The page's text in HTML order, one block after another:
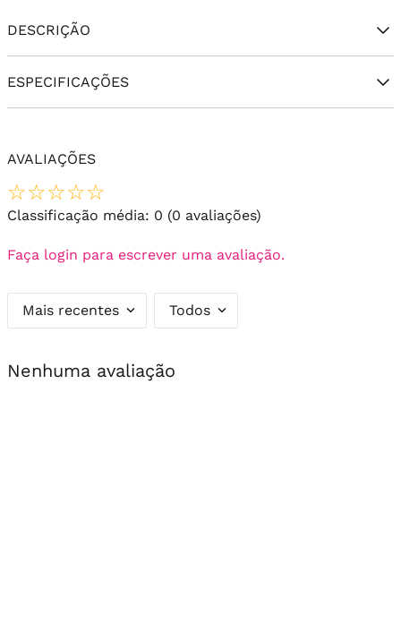
DESCRIÇÃO
ESPECIFICAÇÕES
AVALIAÇÕES
☆☆☆☆☆
Classificação média: 0 (0 avaliações)
Faça login para escrever uma avaliação.
Mais recentes Todos
Nenhuma avaliação